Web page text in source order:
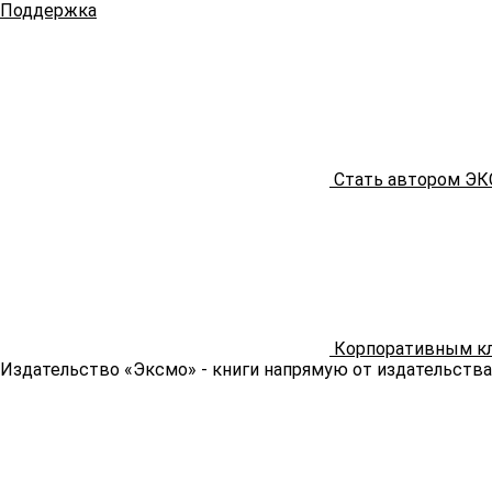
Поддержка
Стать автором
Корпоративным
Издательство «Эксмо» - книги напрямую от издательства